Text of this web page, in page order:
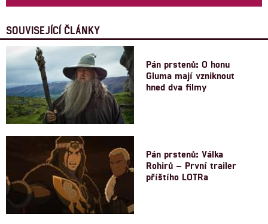
SOUVISEJÍCÍ ČLÁNKY
Pán prstenů: O honu
Gluma mají vzniknout
hned dva filmy
Pán prstenů: Válka
Rohirů – První trailer
příštího LOTRa